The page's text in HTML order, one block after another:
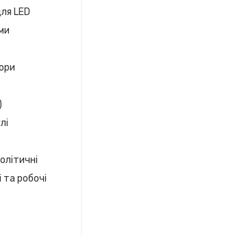
LED
робочі